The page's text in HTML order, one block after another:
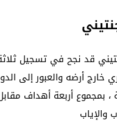
قد نجح في تسجيل
، بمجموع أربعة أهداف
والإياب